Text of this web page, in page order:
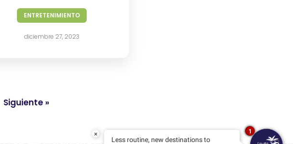
ENTRETENIMIENTO
diciembre 27, 2023
Siguiente »
×
Less routine, new destinations to
1